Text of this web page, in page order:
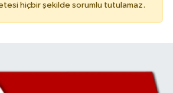
hiçbir şekilde sorumlu tutulamaz.